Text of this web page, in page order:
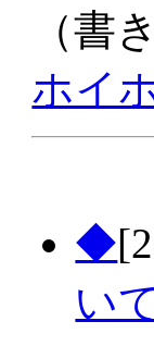
（書
ホイ
◆
い